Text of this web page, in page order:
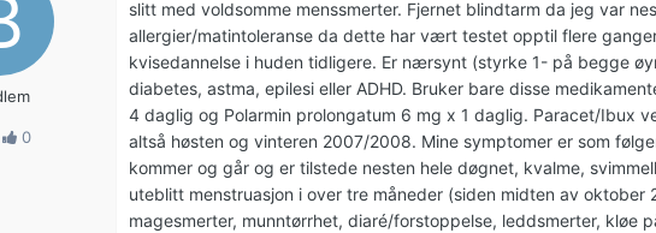
0
slitt med voldsomme menssmerter. Fjernet blindtarm da jeg var
allergier/matintoleranse da dette har vært testet opptil flere
kvisedannelse i huden tidligere. Er nærsynt (styrke 1- på begge
diabetes, astma, epilesi eller ADHD. Bruker bare disse
4 daglig og Polarmin prolongatum 6 mg x 1 daglig. Paracet/Ibux
altså høsten og vinteren 2007/2008. Mine symptomer er som
kommer og går og er tilstede nesten hele døgnet, kvalme,
uteblitt menstruasjon i over tre måneder (siden midten av
magesmerter, munntørrhet, diaré/forstoppelse, leddsmerter, kløe